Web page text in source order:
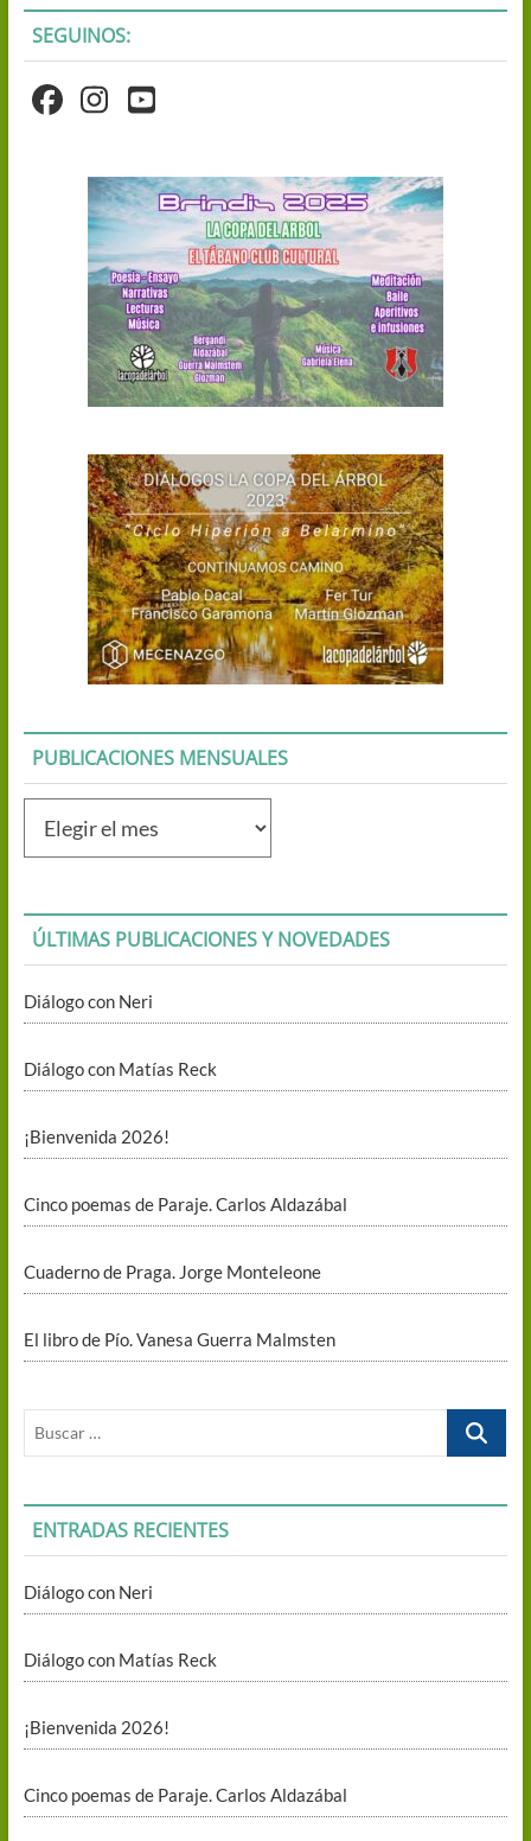
SEGUINOS:
PUBLICACIONES MENSUALES
mensuales
ÚLTIMAS PUBLICACIONES Y NOVEDADES
Diálogo con Neri
Diálogo con Matías Reck
¡Bienvenida 2026!
Cinco poemas de Paraje. Carlos Aldazábal
Cuaderno de Praga. Jorge Monteleone
El libro de Pío. Vanesa Guerra Malmsten
Buscar
ENTRADAS RECIENTES
Diálogo con Neri
Diálogo con Matías Reck
¡Bienvenida 2026!
Cinco poemas de Paraje. Carlos Aldazábal